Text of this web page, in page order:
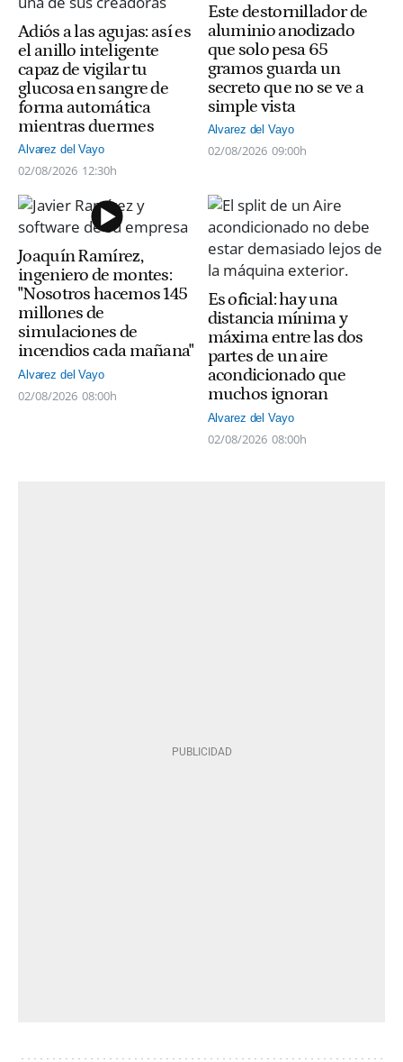
Adiós a las agujas: así es
el anillo inteligente
capaz de vigilar tu
glucosa en sangre de
forma automática
mientras duermes
Alvarez del Vayo
02/08/2026 12:30h
Este destornillador de
aluminio anodizado
que solo pesa 65
gramos guarda un
secreto que no se ve a
simple vista
Alvarez del Vayo
02/08/2026 09:00h
Joaquín Ramírez,
ingeniero de montes:
"Nosotros hacemos 145
millones de
simulaciones de
incendios cada mañana"
Alvarez del Vayo
02/08/2026 08:00h
Es oficial: hay una
distancia mínima y
máxima entre las dos
partes de un aire
acondicionado que
muchos ignoran
Alvarez del Vayo
02/08/2026 08:00h